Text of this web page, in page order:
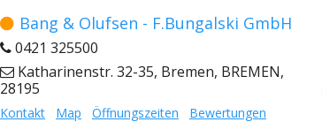
Bang & Olufsen - F.Bungalski GmbH
0421 325500
Katharinenstr. 32-35, Bremen, BREMEN,
28195
Kontakt Map Öffnungszeiten Bewertungen